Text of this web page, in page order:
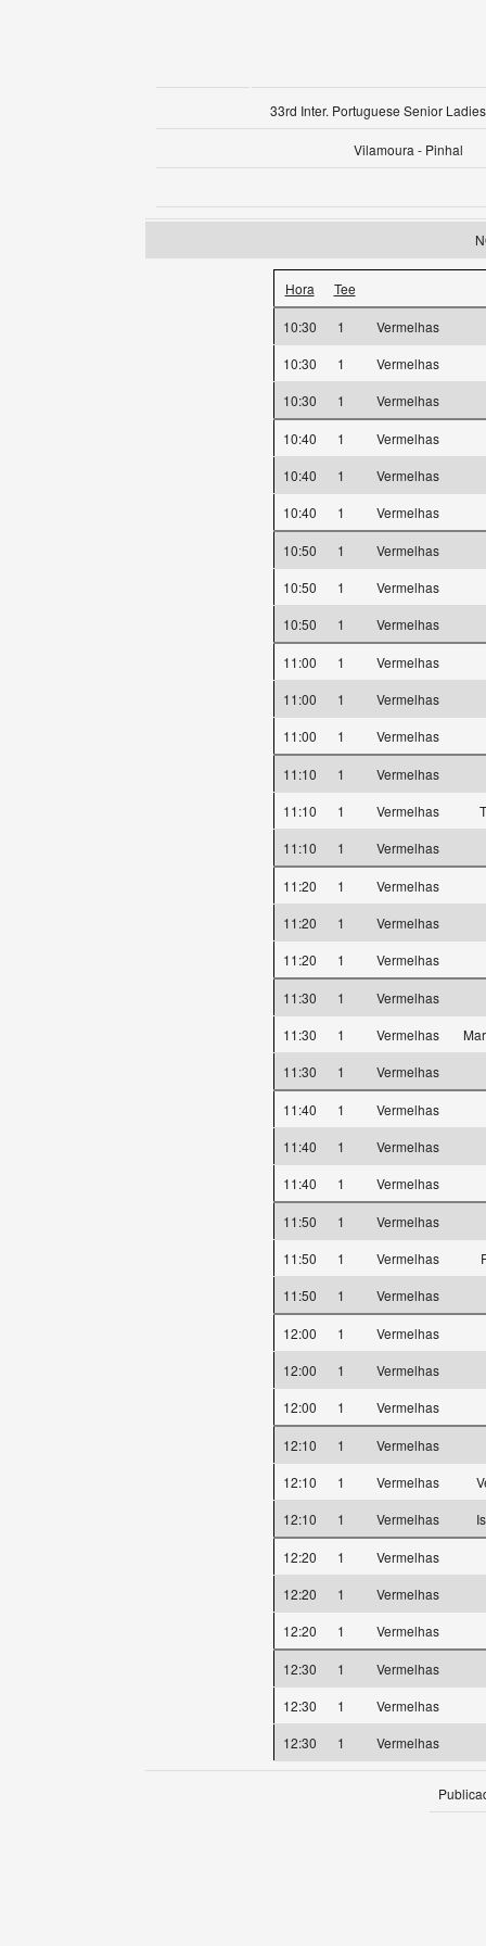
33rd Inter. Portuguese Senior
Vilamoura - Pinhal
Hora Tee
10:30 1
Vermelhas
10:30
1
Vermelhas
10:30
1 Vermelhas
10:40 1
Vermelhas
10:40
1
Vermelhas
10:40
1 Vermelhas
10:50 1
Vermelhas
10:50
1
Vermelhas
10:50
1 Vermelhas
11:00 1
Vermelhas
11:00
1
Vermelhas
11:00
1 Vermelhas
11:10 1
Vermelhas
11:10
1 Vermelhas
11:10
1 Vermelhas
11:20 1
Vermelhas
11:20
1
Vermelhas
11:20
1 Vermelhas
11:30 1
Vermelhas
11:30
1 Vermelhas
11:30
1 Vermelhas
11:40 1
Vermelhas
11:40
1
Vermelhas
11:40
1 Vermelhas
11:50 1
Vermelhas
11:50
1 Vermelhas
11:50
1 Vermelhas
12:00 1
Vermelhas
12:00
1
Vermelhas
12:00
1 Vermelhas
12:10 1
Vermelhas
12:10
1 Vermelhas
12:10
1 Vermelhas
12:20 1
Vermelhas
12:20
1
Vermelhas
12:20
1 Vermelhas
12:30 1
Vermelhas
12:30
1
Vermelhas
12:30
1 Vermelhas